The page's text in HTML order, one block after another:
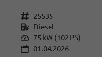
Fahrzeugnr. 25535
Kraftstoff Diesel
Leistung 75 kW (102 PS)
01.04.2026